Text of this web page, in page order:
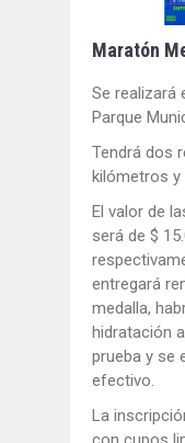
Maratón
Se realizará
Parque
Tendrá dos
kilómetros y
El valor de
será de $
entregará
medalla,
hidratación
prueba y se
efectivo.
La